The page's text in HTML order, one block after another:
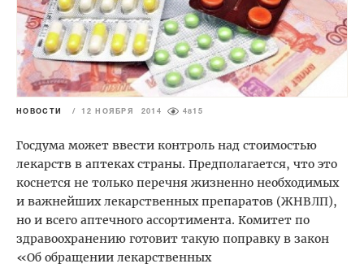
НОВОСТИ / 12 НОЯБРЯ 2014 4815
Госдума может ввести контроль над стоимостью
лекарств в аптеках страны. Предполагается, что это
коснется не только перечня жизненно необходимых
и важнейших лекарственных препаратов (ЖНВЛП),
но и всего аптечного ассортимента. Комитет по
здравоохранению готовит такую поправку в закон
«Об обращении лекарственных